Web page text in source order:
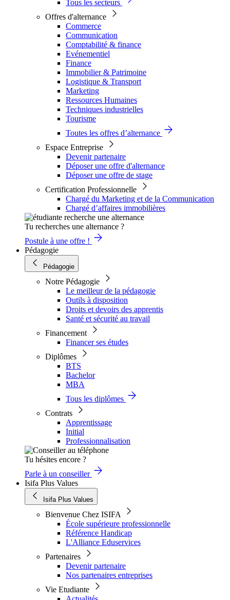
Tous les secteurs
Offres d'alternance
Commerce
Communication
Comptabilité & finance
Evénementiel
Finance
Immobilier & Patrimoine
Logistique & Transport
Marketing
Ressources Humaines
Techniques industrielles
Tourisme
Toutes les offres d’alternance
Espace Entreprise
Devenir partenaire
Déposer une offre d'alternance
Déposer une offre de stage
Certification Professionnelle
Chargé du Marketing et de la Communication
Chargé d’affaires immobilières
Tu recherches une alternance ?
Postule à une offre !
Pédagogie
Pédagogie
Notre Pédagogie
Le meilleur de la pédagogie
Outils à disposition
Droits et devoirs des apprentis
Santé et sécurité au travail
Financement
Financer ses études
Diplômes
BTS
Bachelor
MBA
Tous les diplômes
Contrats
Apprentissage
Initial
Professionnalisation
Tu hésites encore ?
Parle à un conseiller
Isifa Plus Values
Isifa Plus Values
Bienvenue Chez ISIFA
École supérieure professionnelle
Référence Handicap
L'Alliance Eduservices
Partenaires
Devenir partenaire
Nos partenaires entreprises
Vie Etudiante